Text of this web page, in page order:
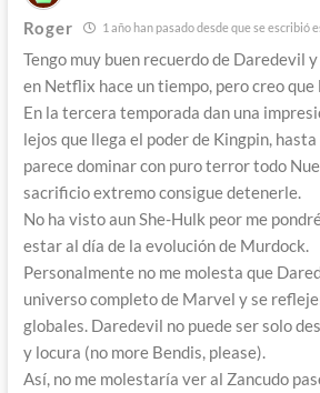
Roger 1 año han pasado desde que se escribió
Tengo muy buen recuerdo de Daredevil
en Netflix hace un tiempo, pero creo que
En la tercera temporada dan una
lejos que llega el poder de Kingpin,
parece dominar con puro terror todo
sacrificio extremo consigue detenerle.
No ha visto aun She-Hulk peor me
estar al día de la evolución de Murdock.
Personalmente no me molesta que
universo completo de Marvel y se
globales. Daredevil no puede ser solo
y locura (no more Bendis, please).
Así, no me molestaría ver al Zancudo